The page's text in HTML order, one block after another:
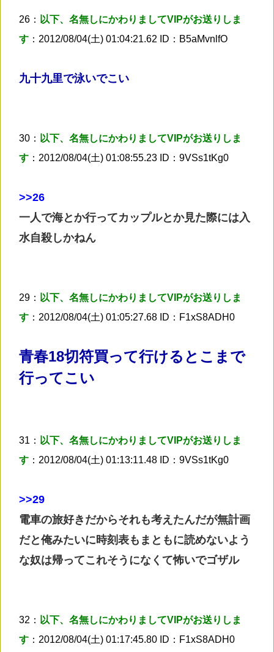
26： 以下、名無しにかわりましてVIPがお送りしま
す ：2012/08/04(土) 01:04:21.62 ID：B5aMvnlfO
九十九里で泳いでこい
30： 以下、名無しにかわりましてVIPがお送りしま
す ：2012/08/04(土) 01:08:55.23 ID：9VSs1tKg0
>>26
一人で海とか行ってカップルとか見た際には入
水自殺しかねん
29： 以下、名無しにかわりましてVIPがお送りしま
す ：2012/08/04(土) 01:05:27.68 ID：F1xS8ADH0
青春18切符買って行けるとこまで
行ってこい
31： 以下、名無しにかわりましてVIPがお送りしま
す ：2012/08/04(土) 01:13:11.48 ID：9VSs1tKg0
>>29
電車の旅好きだからそれも考えたんだが無計画
だと俺みたいに時刻表もまともに読めないよう
な奴は帰ってこれそうになくて怖いでゴザル
32： 以下、名無しにかわりましてVIPがお送りしま
す ：2012/08/04(土) 01:17:45.80 ID：F1xS8ADH0